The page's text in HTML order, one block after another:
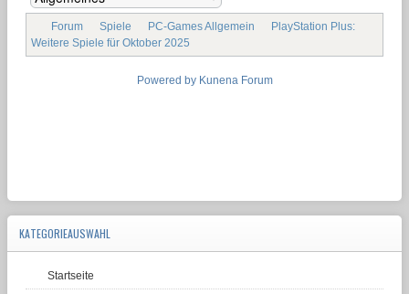
Forum Spiele PC-Games Allgemein
PlayStation Plus:
Weitere Spiele für Oktober 2025
Powered by Kunena Forum
KATEGORIEAUSWAHL
Startseite